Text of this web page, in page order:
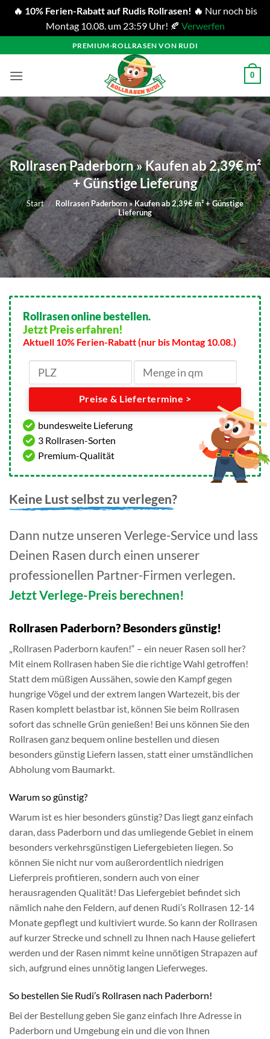
🔥 10% Ferien-Rabatt auf Rudis Rollrasen! 🔥 Nur noch bis
Montag 10.08. um 23:59 Uhr! 🍂 Verwerfen
Inhalt
springen
PREMIUM-ROLLRASEN VON RUDI
0
Rollrasen Paderborn » Kaufen ab 2,39€ m²
+ Günstige Lieferung
Start / Rollrasen Paderborn » Kaufen ab 2,39€ m² + Günstige
Lieferung
Rollrasen online bestellen.
Jetzt Preis erfahren!
Aktuell 10% Ferien-Rabatt (nur bis Montag 10.08.)
Preise & Liefertermine >
bundesweite Lieferung
3 Rollrasen-Sorten
Premium-Qualität
Keine Lust selbst zu verlegen?
Dann nutze unseren Verlege-Service und lass
Deinen Rasen durch einen unserer
professionellen Partner-Firmen verlegen.
Jetzt Verlege-Preis berechnen!
Rollrasen Paderborn? Besonders günstig!
„Rollrasen Paderborn kaufen!“ – ein neuer Rasen soll her?
Mit einem Rollrasen haben Sie die richtige Wahl getroffen!
Statt dem müßigen Aussähen, sowie den Kampf gegen
hungrige Vögel und der extrem langen Wartezeit, bis der
Rasen komplett belastbar ist, können Sie beim Rollrasen
sofort das schnelle Grün genießen! Bei uns können Sie den
Rollrasen ganz bequem online bestellen und diesen
besonders günstig Liefern lassen, statt einer umständlichen
Abholung vom Baumarkt.
Warum so günstig?
Warum ist es hier besonders günstig? Das liegt ganz einfach
daran, dass Paderborn und das umliegende Gebiet in einem
besonders verkehrsgünstigen Liefergebieten liegen. So
können Sie nicht nur vom außerordentlich niedrigen
Lieferpreis profitieren, sondern auch von einer
herausragenden Qualität! Das Liefergebiet befindet sich
nämlich nahe den Feldern, auf denen Rudi’s Rollrasen 12-14
Monate gepflegt und kultiviert wurde. So kann der Rollrasen
auf kurzer Strecke und schnell zu Ihnen nach Hause geliefert
werden und der Rasen nimmt keine unnötigen Strapazen auf
sich, aufgrund eines unnötig langen Lieferweges.
So bestellen Sie Rudi’s Rollrasen nach Paderborn!
Bei der Bestellung geben Sie ganz einfach Ihre Adresse in
Paderborn und Umgebung ein und die von Ihnen